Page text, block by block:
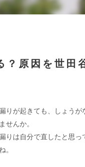
？原因を世田
りが起きても、しょう
せんか。
りは自分で直したと思
。